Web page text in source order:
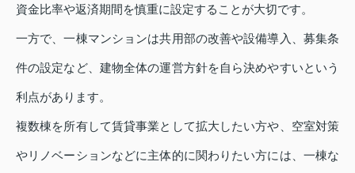
資金比率や返済期間を慎重に設定することが大切です。
一方で、一棟マンションは共用部の改善や設備導入、募集条
件の設定など、建物全体の運営方針を自ら決めやすいという
利点があります。
複数棟を所有して賃貸事業として拡大したい方や、空室対策
やリノベーションなどに主体的に関わりたい方には、一棟な